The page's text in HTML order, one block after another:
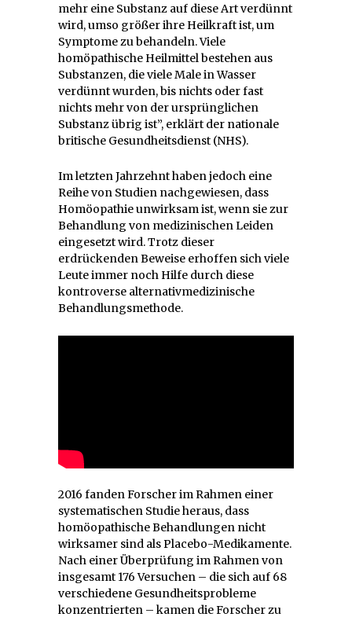
mehr eine Substanz auf diese Art verdünnt
wird, umso größer ihre Heilkraft ist, um
Symptome zu behandeln. Viele
homöpathische Heilmittel bestehen aus
Substanzen, die viele Male in Wasser
verdünnt wurden, bis nichts oder fast
nichts mehr von der ursprünglichen
Substanz übrig ist”, erklärt der nationale
britische Gesundheitsdienst (NHS).
Im letzten Jahrzehnt haben jedoch eine
Reihe von Studien nachgewiesen, dass
Homöopathie unwirksam ist, wenn sie zur
Behandlung von medizinischen Leiden
eingesetzt wird. Trotz dieser
erdrückenden Beweise erhoffen sich viele
Leute immer noch Hilfe durch diese
kontroverse alternativmedizinische
Behandlungsmethode.
2016 fanden Forscher im Rahmen einer
systematischen Studie heraus, dass
homöopathische Behandlungen nicht
wirksamer sind als Placebo-Medikamente.
Nach einer Überprüfung im Rahmen von
insgesamt 176 Versuchen – die sich auf 68
verschiedene Gesundheitsprobleme
konzentrierten – kamen die Forscher zu